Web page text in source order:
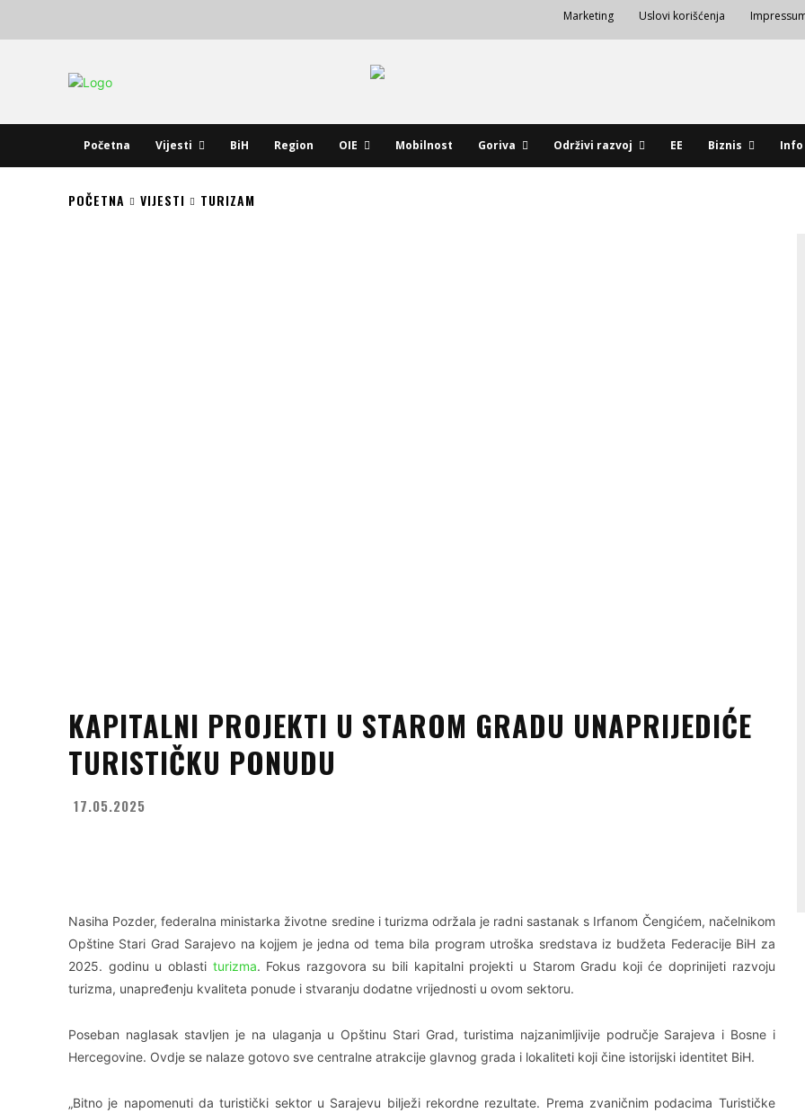
Marketing Uslovi korišćenja
Početna Vijesti BiH Region OIE Mobilnost Goriva Održivi razvoj EE Biznis Info
POČETNA VIJESTI TURIZAM
KAPITALNI PROJEKTI U STAROM GRADU UNAPRIJEDIĆE
TURISTIČKU PONUDU
17.05.2025
Nasiha Pozder, federalna ministarka životne sredine i turizma održala je radni sastanak s Irfanom Čengićem, načelnikom
Opštine Stari Grad Sarajevo na kojjem je jedna od tema bila program utroška sredstava iz budžeta Federacije BiH za
2025. godinu u oblasti turizma. Fokus razgovora su bili kapitalni projekti u Starom Gradu koji će doprinijeti razvoju
turizma, unapređenju kvaliteta ponude i stvaranju dodatne vrijednosti u ovom sektoru.
Poseban naglasak stavljen je na ulaganja u Opštinu Stari Grad, turistima najzanimljivije područje Sarajeva i Bosne i
Hercegovine. Ovdje se nalaze gotovo sve centralne atrakcije glavnog grada i lokaliteti koji čine istorijski identitet BiH.
„Bitno je napomenuti da turistički sektor u Sarajevu bilježi rekordne rezultate. Prema zvaničnim podacima Turističke